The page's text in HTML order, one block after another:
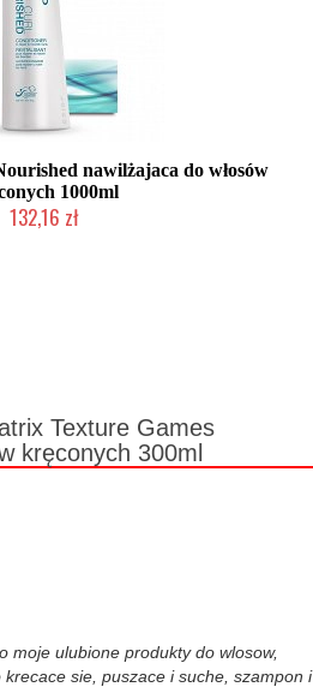
nawilżajaca do włosów
1000ml
132,16 zł
Texture Games
kręconych 300ml
moje ulubione produkty do wlosow,
krecace sie, puszace i suche, szampon i